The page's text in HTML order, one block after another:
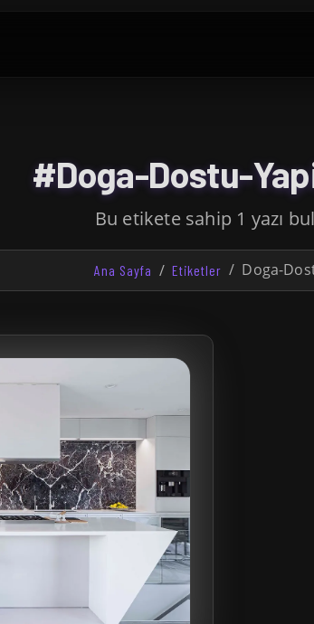
#Doga-Dostu-
Bu etikete sahip 1 yazı
Ana Sayfa Etiketler Doga-